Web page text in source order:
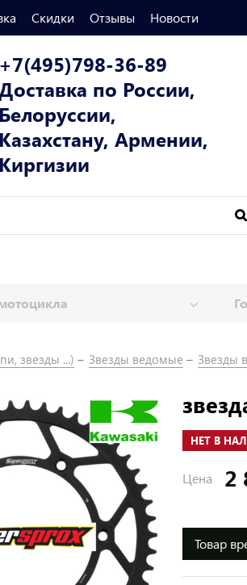
Скидки Отзывы Новости
+7(495)798-36-89
по России,
Белоруссии,
Казахстану, Армении,
Киргизии
звезды ...) Звезды ведомые Звезды
НЕТ В
Цена 2
Товар